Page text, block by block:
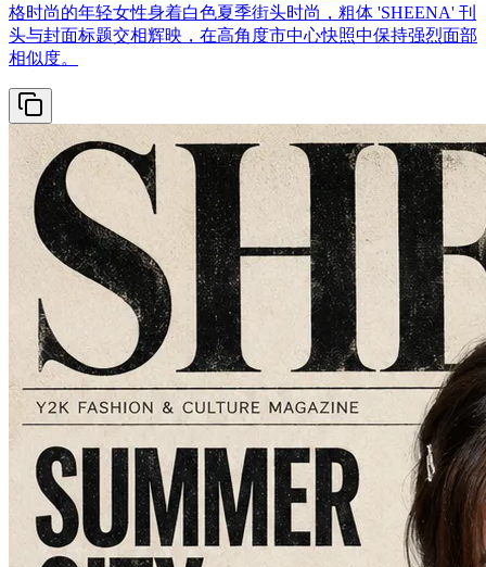
格时尚的年轻女性身着白色夏季街头时尚，粗体 'SHEENA' 刊
头与封面标题交相辉映，在高角度市中心快照中保持强烈面部
相似度。